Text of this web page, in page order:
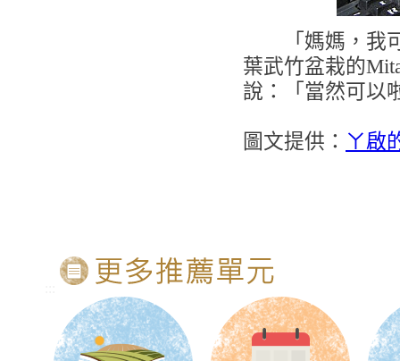
「媽媽，我可
葉武竹盆栽的
說：「當然可以
圖文提供： ㄚ啟